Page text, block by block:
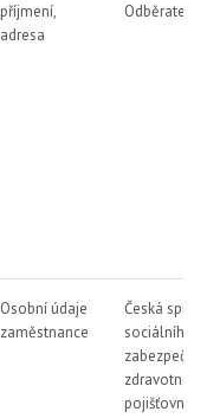
příjmení,
adresa
Odběratel
Osobní údaje
zaměstnance
Česká
sociálního
zdravotní
pojišťovna